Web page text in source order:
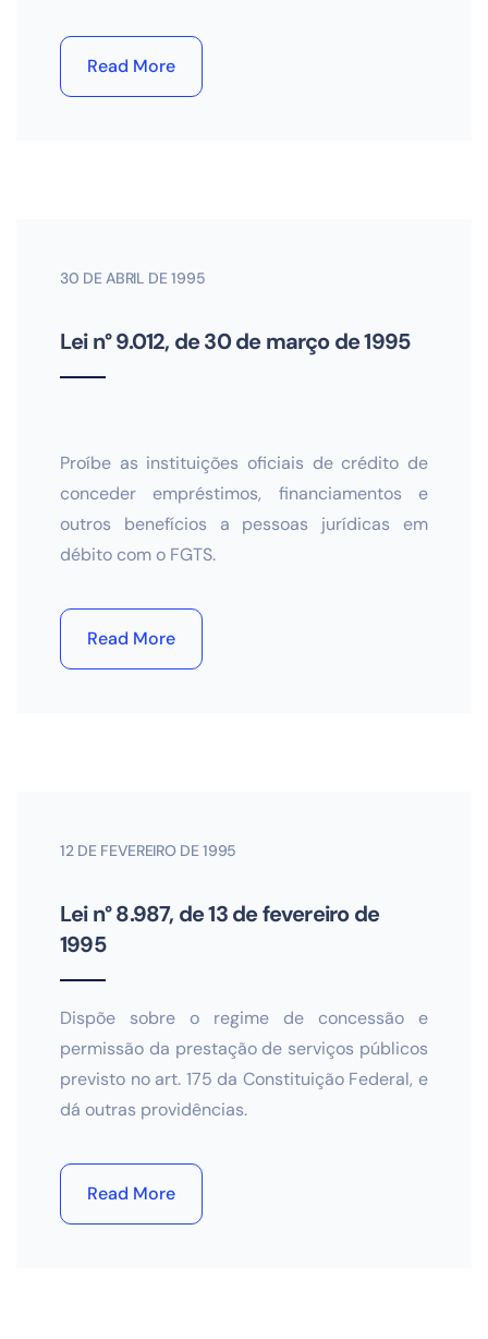
Read More
30 DE ABRIL DE 1995
Lei n° 9.012, de 30 de março de 1995
Proíbe as instituições oficiais de crédito de
conceder empréstimos, financiamentos e
outros benefícios a pessoas jurídicas em
débito com o FGTS.
Read More
12 DE FEVEREIRO DE 1995
Lei n° 8.987, de 13 de fevereiro de
1995
Dispõe sobre o regime de concessão e
permissão da prestação de serviços públicos
previsto no art. 175 da Constituição Federal, e
dá outras providências.
Read More